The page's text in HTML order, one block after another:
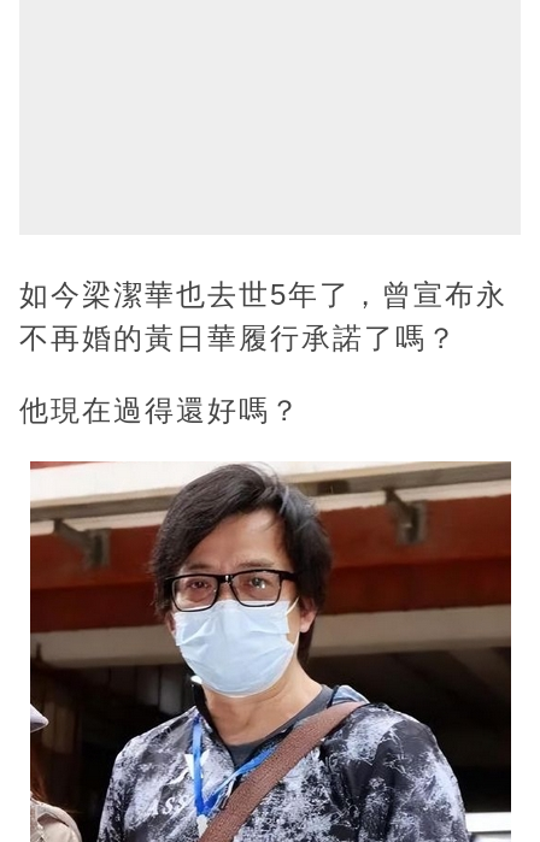
如今梁潔華也去世5年了，曾宣布永
不再婚的黃日華履行承諾了嗎？
他現在過得還好嗎？